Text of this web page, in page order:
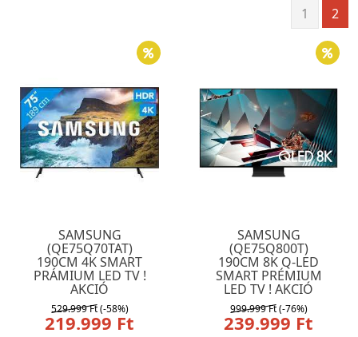
1 2
SAMSUNG
(QE75Q70TAT)
190CM 4K SMART
PRÁMIUM LED TV !
AKCIÓ
529.999 Ft(-58%)
219.999 Ft
SAMSUNG
(QE75Q800T)
190CM 8K Q-LED
SMART PRÉMIUM
LED TV ! AKCIÓ
999.999 Ft(-76%)
239.999 Ft